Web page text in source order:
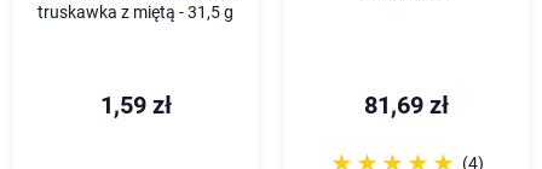
truskawka z miętą - 31,5 g
1,59 zł 81,69 zł
☆☆☆☆☆
★★★★★ (4)